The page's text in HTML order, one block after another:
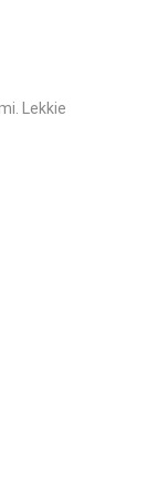
Lekkie